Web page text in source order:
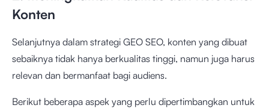
Konten
Selanjutnya dalam strategi GEO SEO, konten yang dibuat
sebaiknya tidak hanya berkualitas tinggi, namun juga harus
relevan dan bermanfaat bagi audiens.
Berikut beberapa aspek yang perlu dipertimbangkan untuk